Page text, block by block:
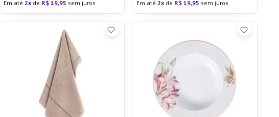
Em até2 de R$ 19,95 sem juros Em até 2 de R$ 19,95 sem juros